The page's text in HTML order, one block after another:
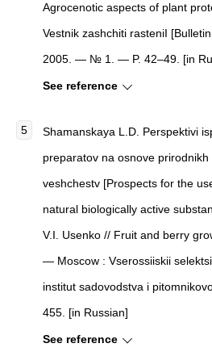
Agrocenotic aspects of plant
Vestnik zashchiti rasteniI [B
2005. — № 1. — P. 42–49. [in
See reference
Shamanskaya L.D. Perspektivi
preparatov na osnove
veshchestv [Prospects for the
natural biologically active
V.I. Usenko // Fruit and berry
— Moscow : Vserossiiskii
institut sadovodstva i
455. [in Russian]
See reference